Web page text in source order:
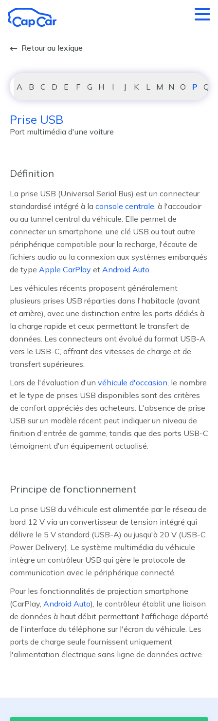
Retour au lexique
A B C D E F G H I J K L M N O P Q
Prise USB
Port multimédia d'une voiture
Définition
La prise USB (Universal Serial Bus) est un connecteur
standardisé intégré à la console centrale, à l'accoudoir
ou au tunnel central du véhicule. Elle permet de
connecter un smartphone, une clé USB ou tout autre
périphérique compatible pour la recharge, l'écoute de
fichiers audio ou la connexion aux systèmes embarqués
de type Apple CarPlay et Android Auto.
Les véhicules récents proposent généralement
plusieurs prises USB réparties dans l'habitacle (avant
et arrière), avec une distinction entre les ports dédiés à
la charge rapide et ceux permettant le transfert de
données. Les connecteurs ont évolué du format USB-A
vers le USB-C, offrant des vitesses de charge et de
transfert supérieures.
Lors de l'évaluation d'un véhicule d'occasion, le nombre
et le type de prises USB disponibles sont des critères
de confort appréciés des acheteurs. L'absence de prise
USB sur un modèle récent peut indiquer un niveau de
finition d'entrée de gamme, tandis que des ports USB-C
témoignent d'un équipement actualisé.
Principe de fonctionnement
La prise USB du véhicule est alimentée par le réseau de
bord 12 V via un convertisseur de tension intégré qui
délivre le 5 V standard (USB-A) ou jusqu'à 20 V (USB-C
Power Delivery). Le système multimédia du véhicule
intègre un contrôleur USB qui gère le protocole de
communication avec le périphérique connecté.
Pour les fonctionnalités de projection smartphone
(CarPlay, Android Auto), le contrôleur établit une liaison
de données à haut débit permettant l'affichage déporté
de l'interface du téléphone sur l'écran du véhicule. Les
ports de charge seule fournissent uniquement
l'alimentation électrique sans ligne de données active.